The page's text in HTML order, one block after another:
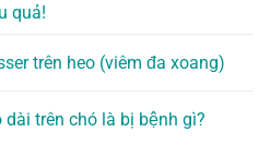
quả!
trên heo (viêm đa xoang)
dài trên chó là bị bệnh gì?